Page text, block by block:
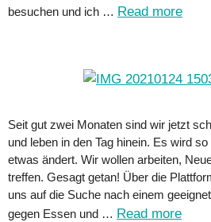
besuchen und ich … Read more
Seit gut zwei Monaten sind wir jetzt
und leben in den Tag hinein. Es wird
etwas ändert. Wir wollen arbeiten,
treffen. Gesagt getan! Über die
uns auf die Suche nach einem
gegen Essen und … Read more